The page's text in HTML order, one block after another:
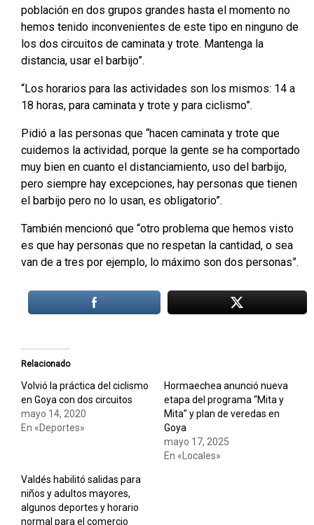
población en dos grupos grandes hasta el momento no
hemos tenido inconvenientes de este tipo en ninguno de
los dos circuitos de caminata y trote. Mantenga la
distancia, usar el barbijo”.
“Los horarios para las actividades son los mismos: 14 a
18 horas, para caminata y trote y para ciclismo”.
Pidió a las personas que “hacen caminata y trote que
cuidemos la actividad, porque la gente se ha comportado
muy bien en cuanto el distanciamiento, uso del barbijo,
pero siempre hay excepciones, hay personas que tienen
el barbijo pero no lo usan, es obligatorio”.
También mencionó que “otro problema que hemos visto
es que hay personas que no respetan la cantidad, o sea
van de a tres por ejemplo, lo máximo son dos personas”.
Relacionado
Volvió la práctica del ciclismo
en Goya con dos circuitos
mayo 14, 2020
En «Deportes»
Hormaechea anunció nueva
etapa del programa “Mita y
Mita” y plan de veredas en
Goya
mayo 17, 2025
En «Locales»
Valdés habilitó salidas para
niños y adultos mayores,
algunos deportes y horario
normal para el comercio